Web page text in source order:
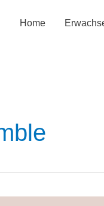
Home